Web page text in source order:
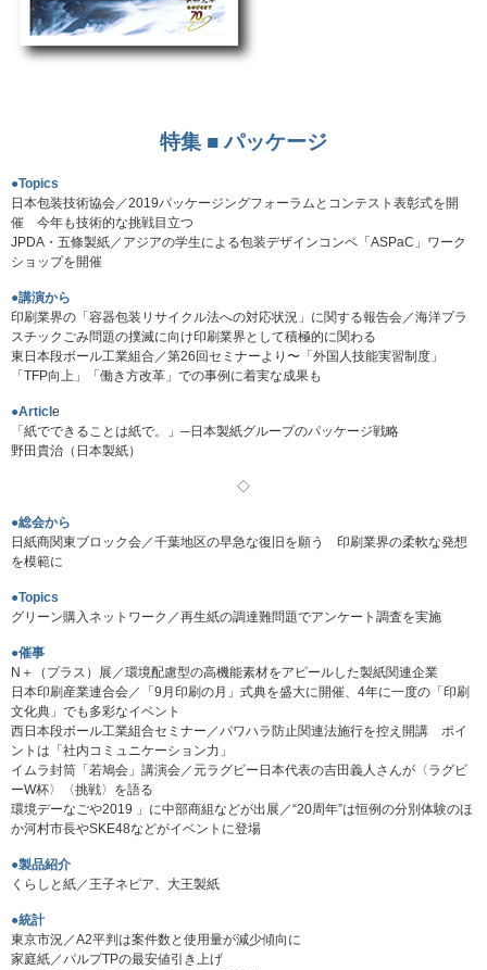
特集 ■ パッケージ
●Topics
日本包装技術協会／2019パッケージングフォーラムとコンテスト表彰式を開
催 今年も技術的な挑戦目立つ
JPDA・五條製紙／アジアの学生による包装デザインコンペ「ASPaC」ワーク
ショップを開催
●講演から
印刷業界の「容器包装リサイクル法への対応状況」に関する報告会／海洋プラ
スチックごみ問題の撲滅に向け印刷業界として積極的に関わる
東日本段ボール工業組合／第26回セミナーより〜「外国人技能実習制度」
「TFP向上」「働き方改革」での事例に着実な成果も
●Articl e
「紙でできることは紙で。」─日本製紙グループのパッケージ戦略
野田貴治（日本製紙）
◇
●総会から
日紙商関東ブロック会／千葉地区の早急な復旧を願う 印刷業界の柔軟な発想
を模範に
●Topics
グリーン購入ネットワーク／再生紙の調達難問題でアンケート調査を実施
●催事
N＋（プラス）展／環境配慮型の高機能素材をアピールした製紙関連企業
日本印刷産業連合会／「9月印刷の月」式典を盛大に開催、4年に一度の「印刷
文化典」でも多彩なイベント
西日本段ボール工業組合セミナー／パワハラ防止関連法施行を控え開講 ポイ
ントは「社内コミュニケーション力」
イムラ封筒「若鳩会」講演会／元ラグビー日本代表の吉田義人さんが〈ラグビ
ーW杯〉〈挑戦〉を語る
環境デーなごや2019 」に中部商組などが出展／“20周年”は恒例の分別体験のほ
か河村市長やSKE48などがイベントに登場
●製品紹介
くらしと紙／王子ネピア、大王製紙
●統計
東京市況／A2平判は案件数と使用量が減少傾向に
家庭紙／パルプTPの最安値引き上げ